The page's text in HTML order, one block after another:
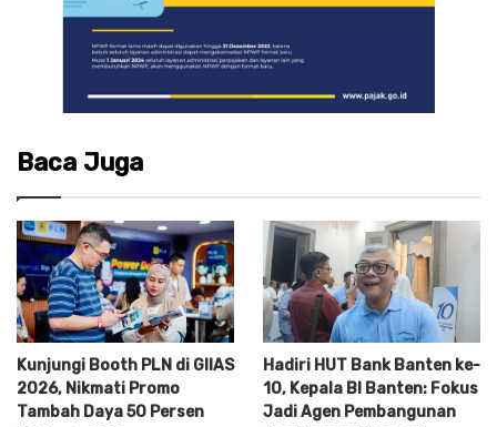
Baca Juga
Kunjungi Booth PLN di GIIAS
2026, Nikmati Promo
Tambah Daya 50 Persen
Hadiri HUT Bank Banten ke-
10, Kepala BI Banten: Fokus
Jadi Agen Pembangunan